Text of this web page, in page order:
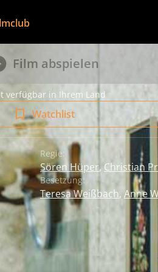
Film abspielen
verfügbar in Ihrem Land
Watchlist
Regie:
Sören Hüper, Christian
Besetzung:
Teresa Weißbach, Anne